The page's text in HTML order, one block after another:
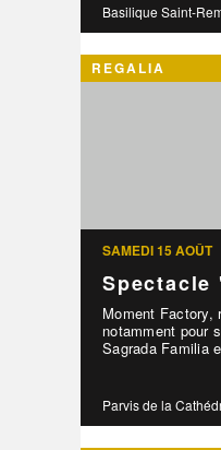
Basilique Saint-
REGALIA
SAMEDI 15 AOÛT
Spectacle
Moment Factory,
notamment pour
Sagrada Familia
Parvis de la